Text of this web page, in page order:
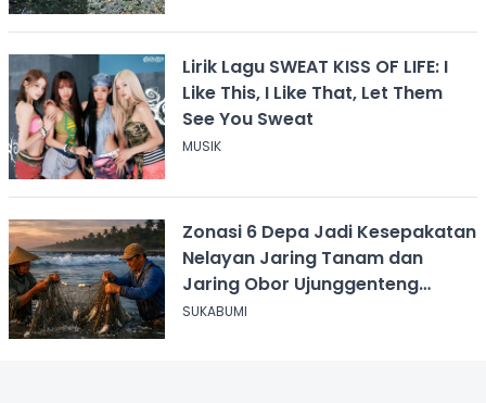
Lirik Lagu SWEAT KISS OF LIFE: I
Like This, I Like That, Let Them
See You Sweat
MUSIK
Zonasi 6 Depa Jadi Kesepakatan
Nelayan Jaring Tanam dan
Jaring Obor Ujunggenteng
Sukabumi
SUKABUMI